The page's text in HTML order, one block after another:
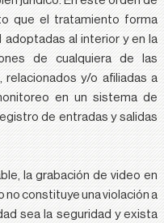
que el tratamiento forma
al interior y en la
de cualquiera de las
relacionados y/o afiliadas a
en un sistema de
de entradas y salidas
la grabación de video en
no constituye una violación a
sea la seguridad y exista